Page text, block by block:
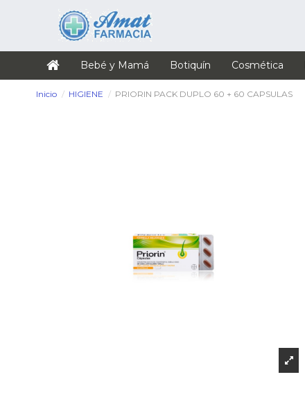
Bebé y Mamá Botiquín Cosmética
Inicio HIGIENE PRIORIN PACK DUPLO 60 + 60 CAPSULAS